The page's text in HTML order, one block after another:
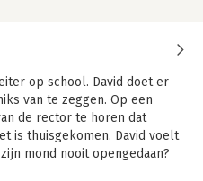
op school. David doet er
van te zeggen. Op een
de rector te horen dat
is thuisgekomen. David voelt
mond nooit opengedaan?